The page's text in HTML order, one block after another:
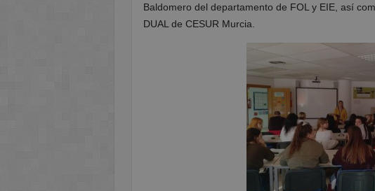
Baldomero del departamento de FOL y EIE, así
DUAL de CESUR Murcia.